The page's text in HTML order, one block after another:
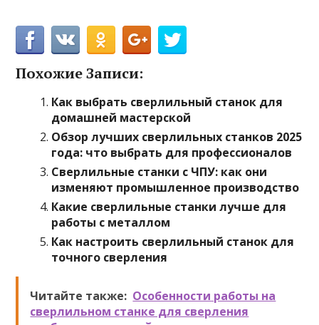
Похожие Записи:
Как выбрать сверлильный станок для
домашней мастерской
Обзор лучших сверлильных станков 2025
года: что выбрать для профессионалов
Сверлильные станки с ЧПУ: как они
изменяют промышленное производство
Какие сверлильные станки лучше для
работы с металлом
Как настроить сверлильный станок для
точного сверления
Читайте также: Особенности работы на
сверлильном станке для сверления